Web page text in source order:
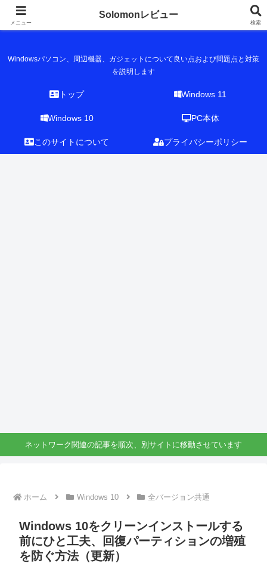
Solomonレビュー
Windowsパソコン、周辺機器、ガジェットについて良い点および問題点と対策
を説明します
トップ Windows 11
Windows 10 PC本体
このサイトについて プライバシーポリシー
ネットワーク関連の記事を順次、別サイトに移動させています
ホーム Windows 10 全バージョン共通
Windows 10をクリーンインストールする
前にひと工夫、回復パーティションの増殖
を防ぐ方法（更新）
メニュー
Solomonレビュー
検索